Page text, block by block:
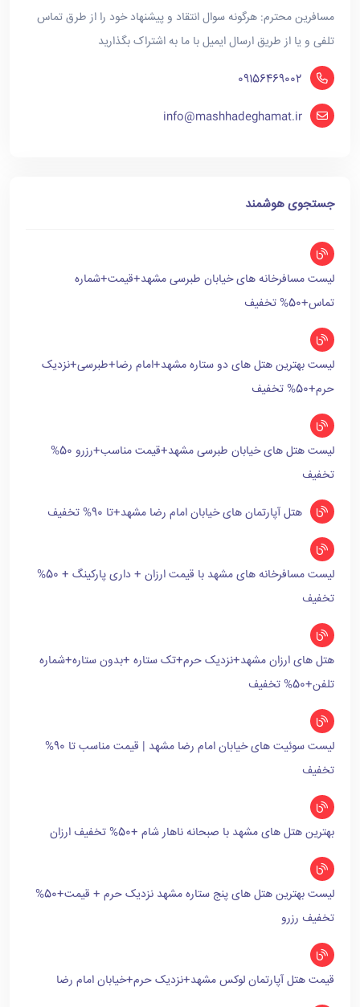
مسافرین محترم: هرگونه سوال انتقاد و پیشنهاد خود را از طرق تماس
تلفی و یا از طریق ارسال ایمیل با ما به اشتراک بگذارید
09156469002
info@mashhadeghamat.ir
جستجوی هوشمند
لیست مسافرخانه های خیابان طبرسی مشهد+قیمت+شماره
تماس+50% تخفیف
لیست بهترین هتل های دو ستاره مشهد+امام رضا+طبرسی+نزدیک
حرم+50% تخفیف
لیست هتل های خیابان طبرسی مشهد+قیمت مناسب+رزرو 50%
تخفیف
هتل آپارتمان های خیابان امام رضا مشهد+تا 90% تخفیف
لیست مسافرخانه های مشهد با قیمت ارزان + داری پارکینگ + 50%
تخفیف
هتل های ارزان مشهد+نزدیک حرم+تک ستاره +بدون ستاره+شماره
تلفن+50% تخفیف
لیست سوئیت های خیابان امام رضا مشهد | قیمت مناسب تا 90%
تخفیف
بهترین هتل های مشهد با صبحانه ناهار شام +50% تخفیف ارزان
لیست بهترین هتل های پنج ستاره مشهد نزدیک حرم + قیمت+50%
تخفیف رزرو
قیمت هتل آپارتمان لوکس مشهد+نزدیک حرم+خیابان امام رضا